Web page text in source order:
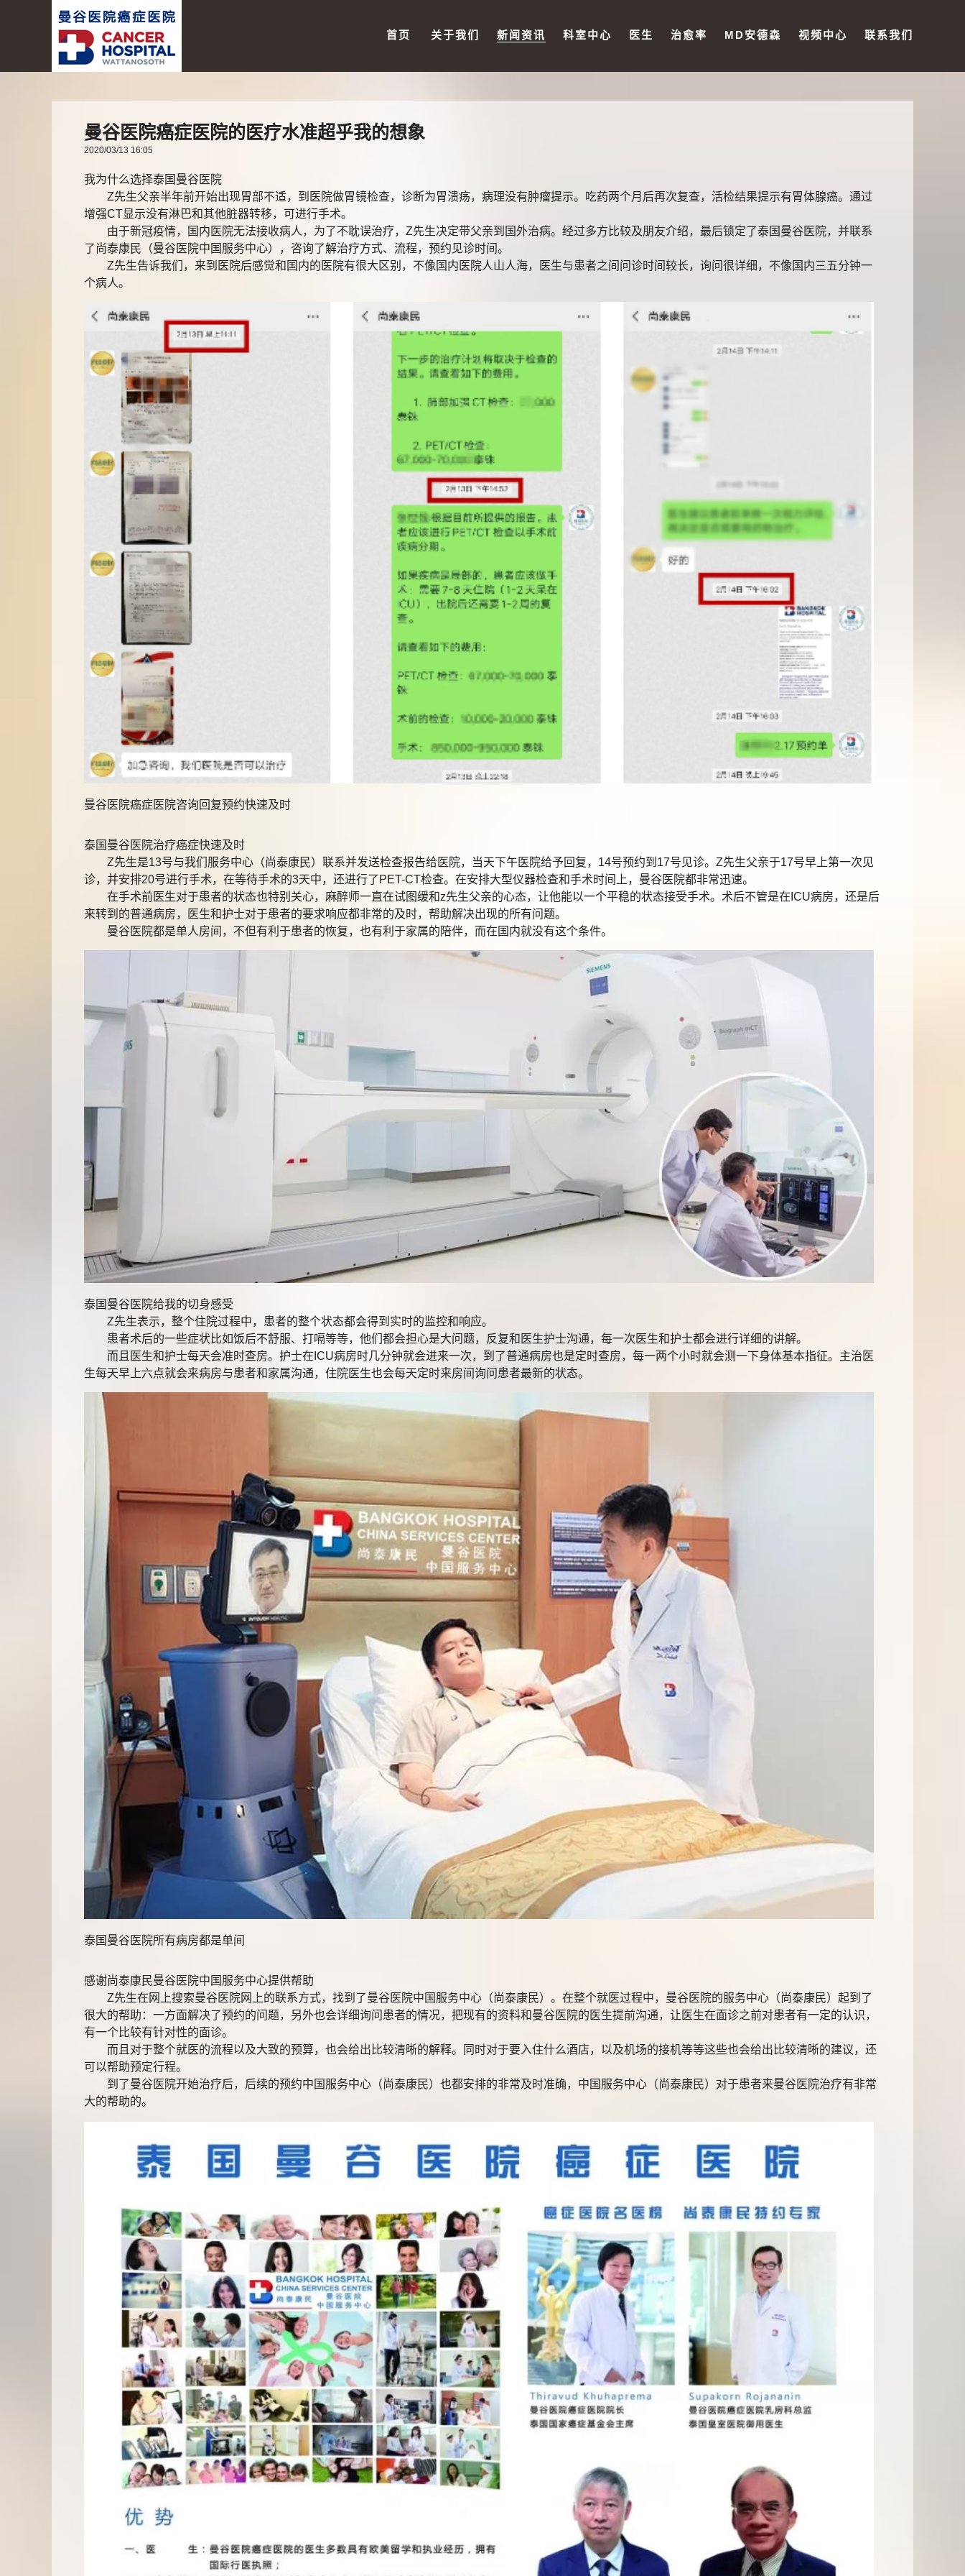
首页 关于我们 新闻资讯 科室中心 医生 治愈率 MD安德森 视频中心 联系我们
曼谷医院癌症医院的医疗水准超乎我的想象
2020/03/13 16:05
我为什么选择泰国曼谷医院
Z先生父亲半年前开始出现胃部不适，到医院做胃镜检查，诊断为胃溃疡，病理没有肿瘤提示。吃药两个月后再次复查，活检结果提示有胃体腺癌。通过
增强CT显示没有淋巴和其他脏器转移，可进行手术。
由于新冠疫情，国内医院无法接收病人，为了不耽误治疗，Z先生决定带父亲到国外治病。经过多方比较及朋友介绍，最后锁定了泰国曼谷医院，并联系
了尚泰康民（曼谷医院中国服务中心），咨询了解治疗方式、流程，预约见诊时间。
Z先生告诉我们，来到医院后感觉和国内的医院有很大区别，不像国内医院人山人海，医生与患者之间问诊时间较长，询问很详细，不像国内三五分钟一
个病人。
曼谷医院癌症医院咨询回复预约快速及时
泰国曼谷医院治疗癌症快速及时
Z先生是13号与我们服务中心（尚泰康民）联系并发送检查报告给医院，当天下午医院给予回复，14号预约到17号见诊。Z先生父亲于17号早上第一次见
诊，并安排20号进行手术，在等待手术的3天中，还进行了PET-CT检查。在安排大型仪器检查和手术时间上，曼谷医院都非常迅速。
在手术前医生对于患者的状态也特别关心，麻醉师一直在试图缓和z先生父亲的心态，让他能以一个平稳的状态接受手术。术后不管是在ICU病房，还是后
来转到的普通病房，医生和护士对于患者的要求响应都非常的及时，帮助解决出现的所有问题。
曼谷医院都是单人房间，不但有利于患者的恢复，也有利于家属的陪伴，而在国内就没有这个条件。
泰国曼谷医院给我的切身感受
Z先生表示，整个住院过程中，患者的整个状态都会得到实时的监控和响应。
患者术后的一些症状比如饭后不舒服、打嗝等等，他们都会担心是大问题，反复和医生护士沟通，每一次医生和护士都会进行详细的讲解。
而且医生和护士每天会准时查房。护士在ICU病房时几分钟就会进来一次，到了普通病房也是定时查房，每一两个小时就会测一下身体基本指征。主治医
生每天早上六点就会来病房与患者和家属沟通，住院医生也会每天定时来房间询问患者最新的状态。
泰国曼谷医院所有病房都是单间
感谢尚泰康民曼谷医院中国服务中心提供帮助
Z先生在网上搜索曼谷医院网上的联系方式，找到了曼谷医院中国服务中心（尚泰康民）。在整个就医过程中，曼谷医院的服务中心（尚泰康民）起到了
很大的帮助：一方面解决了预约的问题，另外也会详细询问患者的情况，把现有的资料和曼谷医院的医生提前沟通，让医生在面诊之前对患者有一定的认识，
有一个比较有针对性的面诊。
而且对于整个就医的流程以及大致的预算，也会给出比较清晰的解释。同时对于要入住什么酒店，以及机场的接机等等这些也会给出比较清晰的建议，还
可以帮助预定行程。
到了曼谷医院开始治疗后，后续的预约中国服务中心（尚泰康民）也都安排的非常及时准确，中国服务中心（尚泰康民）对于患者来曼谷医院治疗有非常
大的帮助的。